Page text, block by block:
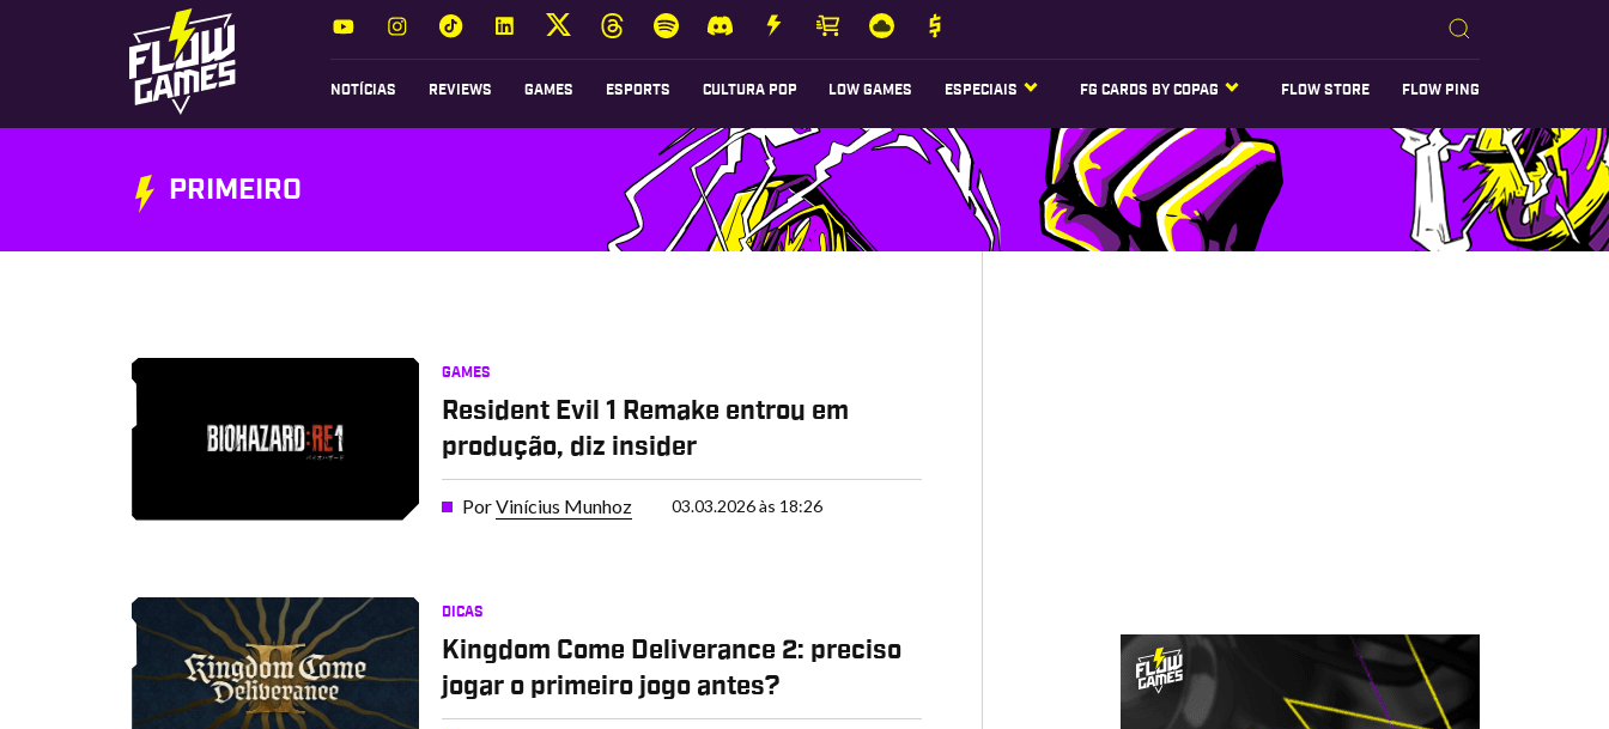
NOTÍCIAS REVIEWS GAMES ESPORTS CULTURA POP LOW GAMES ESPECIAIS FG CARDS BY COPAG FLOW STORE FLOW PING
PRIMEIRO
GAMES
Resident Evil 1 Remake entrou em
produção, diz insider
PorVinícius Munhoz 03.03.2026 às 18:26
DICAS
Kingdom Come Deliverance 2: preciso
jogar o primeiro jogo antes?